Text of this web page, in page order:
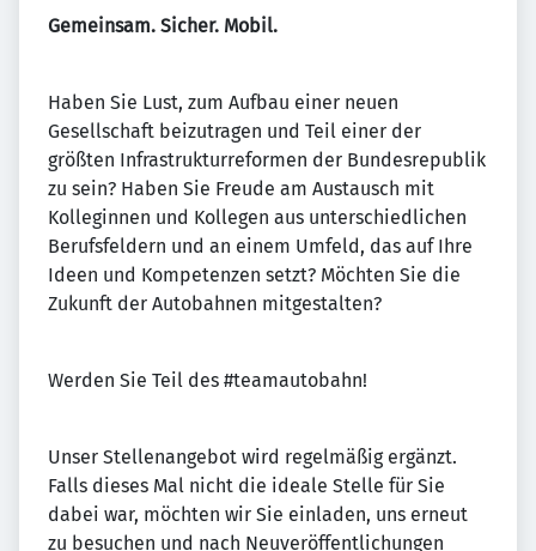
Gemeinsam. Sicher. Mobil.
Haben Sie Lust, zum Aufbau einer neuen
Gesellschaft beizutragen und Teil einer der
größten Infrastrukturreformen der Bundesrepublik
zu sein? Haben Sie Freude am Austausch mit
Kolleginnen und Kollegen aus unterschiedlichen
Berufsfeldern und an einem Umfeld, das auf Ihre
Ideen und Kompetenzen setzt? Möchten Sie die
Zukunft der Autobahnen mitgestalten?
Werden Sie Teil des #teamautobahn!
Unser Stellenangebot wird regelmäßig ergänzt.
Falls dieses Mal nicht die ideale Stelle für Sie
dabei war, möchten wir Sie einladen, uns erneut
zu besuchen und nach Neuveröffentlichungen